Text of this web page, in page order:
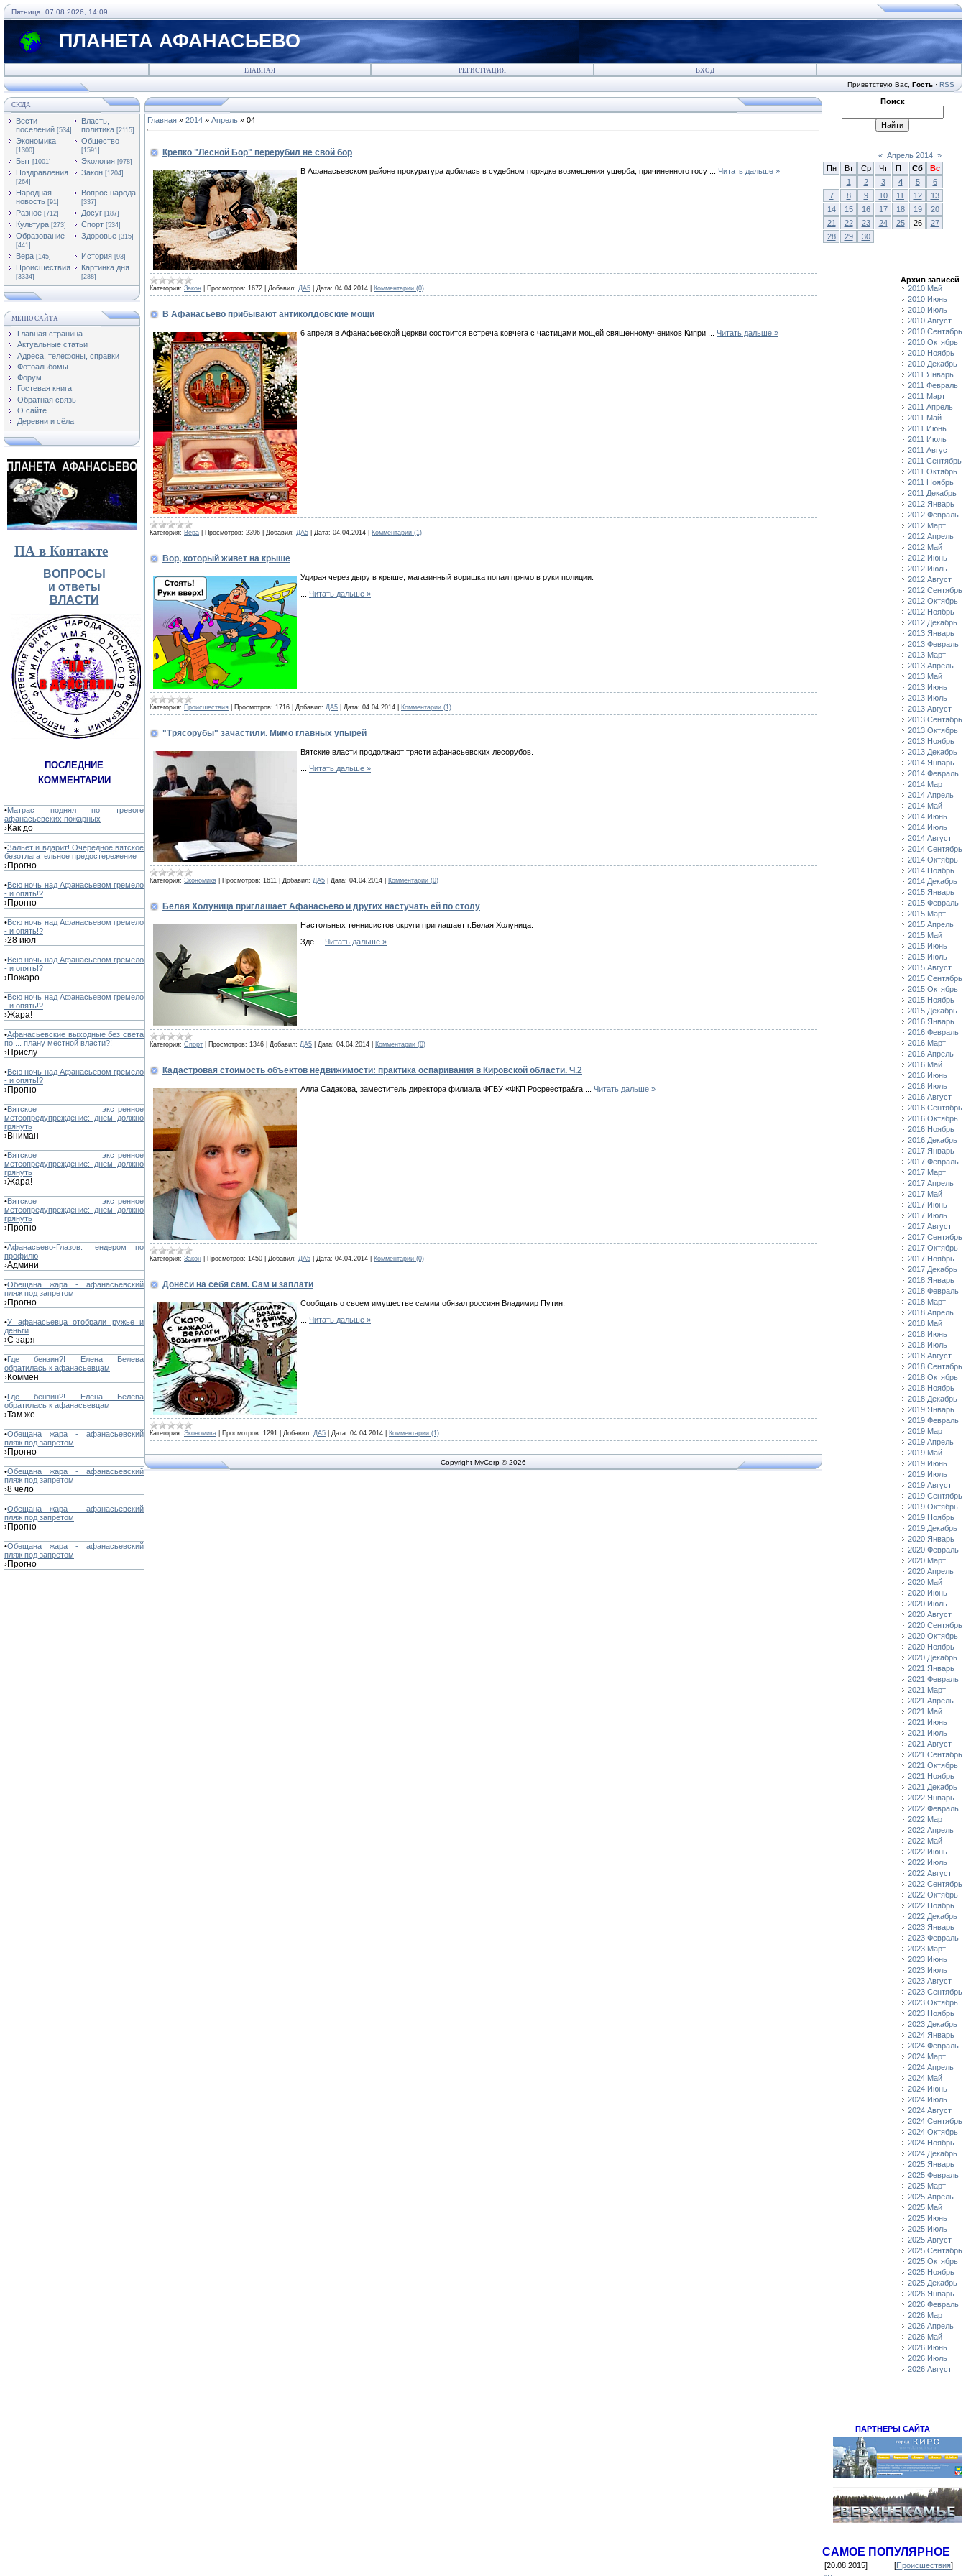
Пятница, 07.08.2026, 14:09
ПЛАНЕТА АФАНАСЬЕВО
ГЛАВНАЯ РЕГИСТРАЦИЯ ВХОД
Приветствую Вас Гость · RSS
СЮДА!
Вести
поселений [534]
Власть,
политика [2115]
Экономика
[1300]
Общество
[1591]
Быт [1001] Экология [978]
Поздравления
[264]
Закон [1204]
Народная
новость [91]
Вопрос народа
[337]
Разное [712] Досуг [187]
Культура [273] Спорт [534]
Образование
[441]
Здоровье [315]
Вера [145] История [93]
Происшествия
[3334]
Картинка дня
[288]
МЕНЮ САЙТА
Главная страница
Актуальные статьи
Адреса, телефоны, справки
Фотоальбомы
Форум
Гостевая книга
Обратная связь
О сайте
Деревни и сёла
ПА в Контакте
ВОПРОСЫ
и ответы
ВЛАСТИ
ПОСЛЕДНИЕ
КОММЕНТАРИИ
•Матрас поднял по тревоге
афанасьевских пожарных
›Как до
•Зальет и вдарит! Очередное вятское
безотлагательное предостережение
›Прогно
•Всю ночь над Афанасьевом гремело
- и опять!?
›Прогно
•Всю ночь над Афанасьевом гремело
- и опять!?
›28 июл
•Всю ночь над Афанасьевом гремело
- и опять!?
›Пожаро
•Всю ночь над Афанасьевом гремело
- и опять!?
›Жара!
•Афанасьевские выходные без света
по ... плану местной власти?!
›Прислу
•Всю ночь над Афанасьевом гремело
- и опять!?
›Прогно
•Вятское экстренное
метеопредупреждение: днем должно
грянуть
›Вниман
•Вятское экстренное
метеопредупреждение: днем должно
грянуть
›Жара!
•Вятское экстренное
метеопредупреждение: днем должно
грянуть
›Прогно
•Афанасьево-Глазов: тендером по
профилю
›Админи
•Обещана жара - афанасьевский
пляж под запретом
›Прогно
•У афанасьевца отобрали ружье и
деньги
›С заря
•Где бензин?! Елена Белева
обратилась к афанасьевцам
›Коммен
•Где бензин?! Елена Белева
обратилась к афанасьевцам
›Там же
•Обещана жара - афанасьевский
пляж под запретом
›Прогно
•Обещана жара - афанасьевский
пляж под запретом
›8 чело
•Обещана жара - афанасьевский
пляж под запретом
›Прогно
•Обещана жара - афанасьевский
пляж под запретом
›Прогно
Главная » 2014 » Апрель » 04
Крепко "Лесной Бор" перерубил не свой бор
В Афанасьевском районе прокуратура добилась в судебном порядке возмещения ущерба, причиненного госу Читать дальше »
Категория: Закон Просмотров: 1672 Добавил: ДА5 Дата: 04.04.2014 Комментарии (0)
В Афанасьево прибывают антиколдовские мощи
6 апреля в Афанасьевской церкви состоится встреча ковчега с частицами мощей священномучеников Кипри Читать дальше »
Категория: Вера Просмотров: 2396 Добавил: ДА5 Дата: 04.04.2014 Комментарии (1)
Вор, который живет на крыше
Удирая через дыру в крыше, магазинный воришка попал прямо в руки полиции.
Читать дальше »
Категория: Происшествия Просмотров: 1716 Добавил: ДА5 Дата: 04.04.2014 Комментарии (1)
"Трясорубы" зачастили. Мимо главных упырей
Вятские власти продолжают трясти афанасьевских лесорубов.
Читать дальше »
Категория: Экономика Просмотров: 1611 Добавил: ДА5 Дата: 04.04.2014 Комментарии (0)
Белая Холуница приглашает Афанасьево и других настучать ей по столу
Настольных теннисистов округи приглашает г.Белая Холуница.
Зде
Читать дальше »
Категория: Спорт Просмотров: 1346 Добавил: ДА5 Дата: 04.04.2014 Комментарии (0)
Кадастровая стоимость объектов недвижимости: практика оспаривания в Кировской области. Ч.2
Алла Садакова, заместитель директора филиала ФГБУ «ФКП Росреестра&ra Читать дальше »
Категория: Закон Просмотров: 1450 Добавил: ДА5 Дата: 04.04.2014 Комментарии (0)
Донеси на себя сам. Сам и заплати
Сообщать о своем имуществе самим обязал россиян Владимир Путин.
Читать дальше »
Категория: Экономика Просмотров: 1291 Добавил: ДА5 Дата: 04.04.2014 Комментарии (1)
Copyright MyCorp © 2026
Поиск
« Апрель 2014 »
Пн
Вт Ср Чт Пт Сб
Вс
1
2 3 4 5
6
7
8 9 10 11 12
13
14
15 16 17 18 19
20
21
22 23 24 25 26
27
28
29 30
Архив записей
2010 Май
2010 Июнь
2010 Июль
2010 Август
2010 Сентябрь
2010 Октябрь
2010 Ноябрь
2010 Декабрь
2011 Январь
2011 Февраль
2011 Март
2011 Апрель
2011 Май
2011 Июнь
2011 Июль
2011 Август
2011 Сентябрь
2011 Октябрь
2011 Ноябрь
2011 Декабрь
2012 Январь
2012 Февраль
2012 Март
2012 Апрель
2012 Май
2012 Июнь
2012 Июль
2012 Август
2012 Сентябрь
2012 Октябрь
2012 Ноябрь
2012 Декабрь
2013 Январь
2013 Февраль
2013 Март
2013 Апрель
2013 Май
2013 Июнь
2013 Июль
2013 Август
2013 Сентябрь
2013 Октябрь
2013 Ноябрь
2013 Декабрь
2014 Январь
2014 Февраль
2014 Март
2014 Апрель
2014 Май
2014 Июнь
2014 Июль
2014 Август
2014 Сентябрь
2014 Октябрь
2014 Ноябрь
2014 Декабрь
2015 Январь
2015 Февраль
2015 Март
2015 Апрель
2015 Май
2015 Июнь
2015 Июль
2015 Август
2015 Сентябрь
2015 Октябрь
2015 Ноябрь
2015 Декабрь
2016 Январь
2016 Февраль
2016 Март
2016 Апрель
2016 Май
2016 Июнь
2016 Июль
2016 Август
2016 Сентябрь
2016 Октябрь
2016 Ноябрь
2016 Декабрь
2017 Январь
2017 Февраль
2017 Март
2017 Апрель
2017 Май
2017 Июнь
2017 Июль
2017 Август
2017 Сентябрь
2017 Октябрь
2017 Ноябрь
2017 Декабрь
2018 Январь
2018 Февраль
2018 Март
2018 Апрель
2018 Май
2018 Июнь
2018 Июль
2018 Август
2018 Сентябрь
2018 Октябрь
2018 Ноябрь
2018 Декабрь
2019 Январь
2019 Февраль
2019 Март
2019 Апрель
2019 Май
2019 Июнь
2019 Июль
2019 Август
2019 Сентябрь
2019 Октябрь
2019 Ноябрь
2019 Декабрь
2020 Январь
2020 Февраль
2020 Март
2020 Апрель
2020 Май
2020 Июнь
2020 Июль
2020 Август
2020 Сентябрь
2020 Октябрь
2020 Ноябрь
2020 Декабрь
2021 Январь
2021 Февраль
2021 Март
2021 Апрель
2021 Май
2021 Июнь
2021 Июль
2021 Август
2021 Сентябрь
2021 Октябрь
2021 Ноябрь
2021 Декабрь
2022 Январь
2022 Февраль
2022 Март
2022 Апрель
2022 Май
2022 Июнь
2022 Июль
2022 Август
2022 Сентябрь
2022 Октябрь
2022 Ноябрь
2022 Декабрь
2023 Январь
2023 Февраль
2023 Март
2023 Июнь
2023 Июль
2023 Август
2023 Сентябрь
2023 Октябрь
2023 Ноябрь
2023 Декабрь
2024 Январь
2024 Февраль
2024 Март
2024 Апрель
2024 Май
2024 Июнь
2024 Июль
2024 Август
2024 Сентябрь
2024 Октябрь
2024 Ноябрь
2024 Декабрь
2025 Январь
2025 Февраль
2025 Март
2025 Апрель
2025 Май
2025 Июнь
2025 Июль
2025 Август
2025 Сентябрь
2025 Октябрь
2025 Ноябрь
2025 Декабрь
2026 Январь
2026 Февраль
2026 Март
2026 Апрель
2026 Май
2026 Июнь
2026 Июль
2026 Август
ПАРТНЕРЫ САЙТА
САМОЕ ПОПУЛЯРНОЕ
[20.08.2015] [Происшествия]